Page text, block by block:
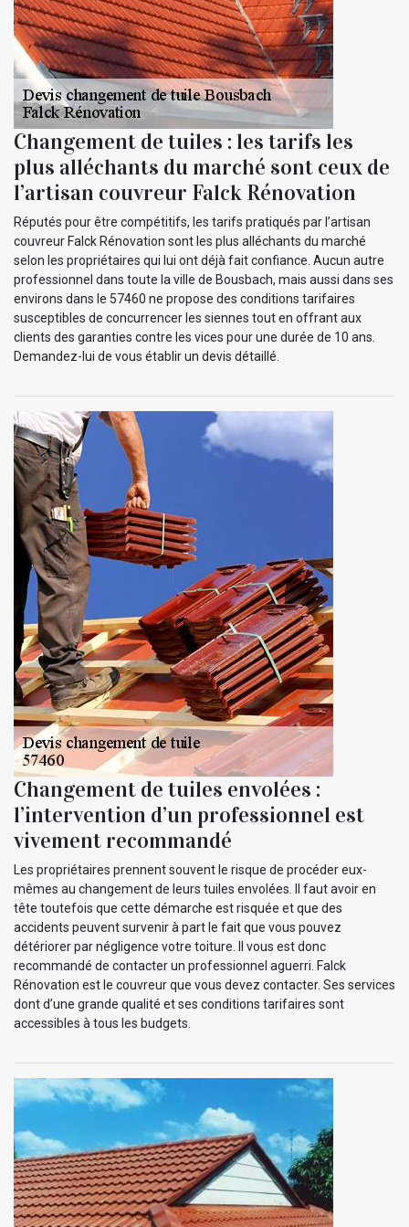
Changement de tuiles : les tarifs les
plus alléchants du marché sont ceux de
l’artisan couvreur Falck Rénovation
Réputés pour être compétitifs, les tarifs pratiqués par l’artisan
couvreur Falck Rénovation sont les plus alléchants du marché
selon les propriétaires qui lui ont déjà fait confiance. Aucun autre
professionnel dans toute la ville de Bousbach, mais aussi dans ses
environs dans le 57460 ne propose des conditions tarifaires
susceptibles de concurrencer les siennes tout en offrant aux
clients des garanties contre les vices pour une durée de 10 ans.
Demandez-lui de vous établir un devis détaillé.
Changement de tuiles envolées :
l’intervention d’un professionnel est
vivement recommandé
Les propriétaires prennent souvent le risque de procéder eux-
mêmes au changement de leurs tuiles envolées. Il faut avoir en
tête toutefois que cette démarche est risquée et que des
accidents peuvent survenir à part le fait que vous pouvez
détériorer par négligence votre toiture. Il vous est donc
recommandé de contacter un professionnel aguerri. Falck
Rénovation est le couvreur que vous devez contacter. Ses services
dont d’une grande qualité et ses conditions tarifaires sont
accessibles à tous les budgets.